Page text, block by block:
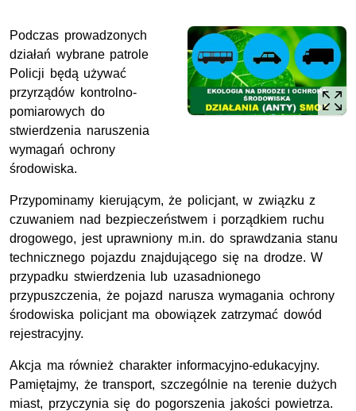
Podczas prowadzonych
działań wybrane patrole
Policji będą używać
przyrządów kontrolno-
pomiarowych do
stwierdzenia naruszenia
wymagań ochrony
środowiska.
Przypominamy kierującym, że policjant, w związku z
czuwaniem nad bezpieczeństwem i porządkiem ruchu
drogowego, jest uprawniony m.in. do sprawdzania stanu
technicznego pojazdu znajdującego się na drodze. W
przypadku stwierdzenia lub uzasadnionego
przypuszczenia, że pojazd narusza wymagania ochrony
środowiska policjant ma obowiązek zatrzymać dowód
rejestracyjny.
Akcja ma również charakter informacyjno-edukacyjny.
Pamiętajmy, że transport, szczególnie na terenie dużych
miast, przyczynia się do pogorszenia jakości powietrza.